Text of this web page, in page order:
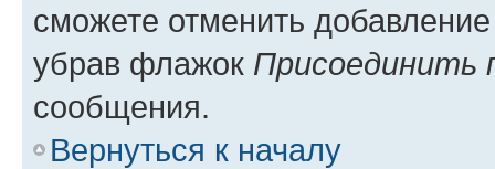
сможете отменить
убрав флажок Присоединить
сообщения.
Вернуться к началу